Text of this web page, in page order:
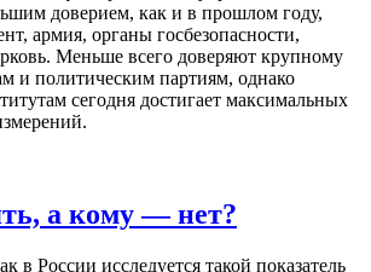
доверием, как и в прошлом году,
армия, органы госбезопасности,
Меньше всего доверяют крупному
и политическим партиям, однако
сегодня достигает максимальных
а кому — нет?
в России исследуется такой показатель